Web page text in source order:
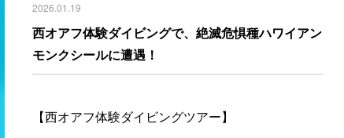
2026.01.19
西オアフ体験ダイビングで、絶滅危惧種ハワイアン
モンクシールに遭遇！
【西オアフ体験ダイビングツアー】